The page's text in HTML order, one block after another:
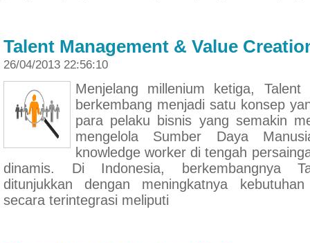
Talent Management & Value
26/04/2013 22:56:10
Menjelang millenium ketiga, Talent
berkembang menjadi satu konsep
para pelaku bisnis yang semakin
mengelola Sumber Daya
knowledge worker di tengah
dinamis. Di Indonesia, berkembangnya
ditunjukkan dengan meningkatnya
secara terintegrasi meliputi